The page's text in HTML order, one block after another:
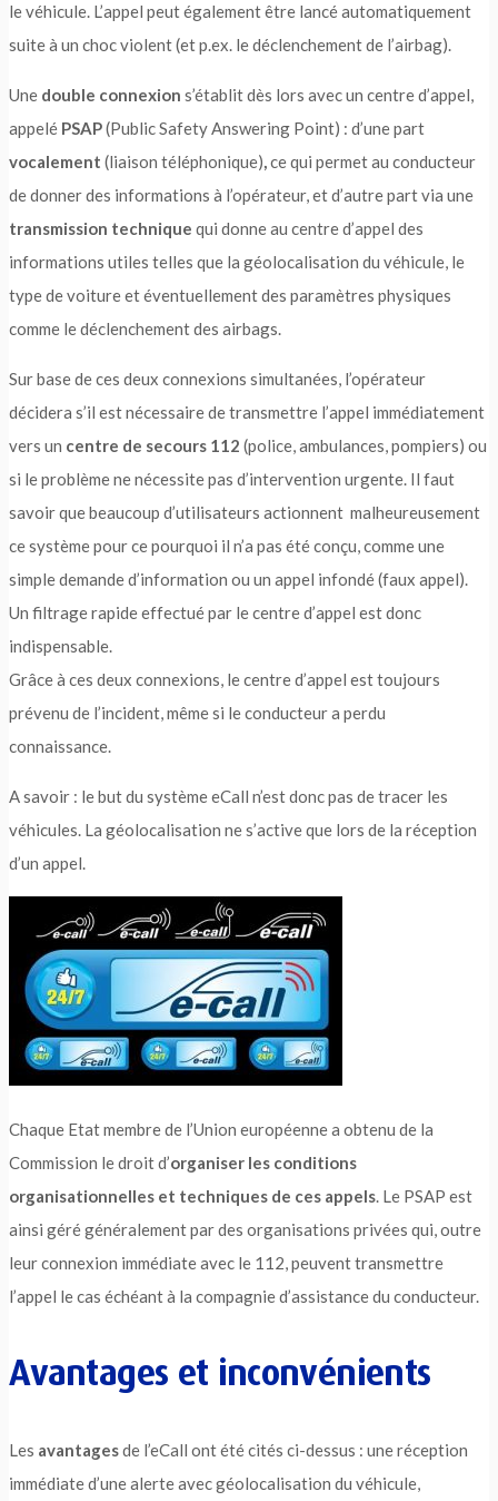
le véhicule. L’appel peut également être lancé automatiquement
suite à un choc violent (et p.ex. le déclenchement de l’airbag).
Une double connexion s’établit dès lors avec un centre d’appel,
appelé PSAP(Public Safety Answering Point) : d’une part
vocalement (liaison téléphonique),ce qui permet au conducteur
de donner des informations à l’opérateur, et d’autre part via une
transmission technique qui donne au centre d’appel des
informations utiles telles que la géolocalisation du véhicule, le
type de voiture et éventuellement des paramètres physiques
comme le déclenchement des airbags.
Sur base de ces deux connexions simultanées, l’opérateur
décidera s’il est nécessaire de transmettre l’appel immédiatement
vers un centre de secours 112 (police, ambulances, pompiers) ou
si le problème ne nécessite pas d’intervention urgente. Il faut
savoir que beaucoup d’utilisateurs actionnent malheureusement
ce système pour ce pourquoi il n’a pas été conçu, comme une
simple demande d’information ou un appel infondé (faux appel).
Un filtrage rapide effectué par le centre d’appel est donc
indispensable.
Grâce à ces deux connexions, le centre d’appel est toujours
prévenu de l’incident, même si le conducteur a perdu
connaissance.
A savoir : le but du système eCall n’est donc pas de tracer les
véhicules. La géolocalisation ne s’active que lors de la réception
d’un appel.
Chaque Etat membre de l’Union européenne a obtenu de la
Commission le droit d’organiser les conditions
organisationnelles et techniques de ces appels. Le PSAP est
ainsi géré généralement par des organisations privées qui, outre
leur connexion immédiate avec le 112, peuvent transmettre
l’appel le cas échéant à la compagnie d’assistance du conducteur.
Avantages et inconvénients
Les avantagesde l’eCall ont été cités ci-dessus : une réception
immédiate d’une alerte avec géolocalisation du véhicule,